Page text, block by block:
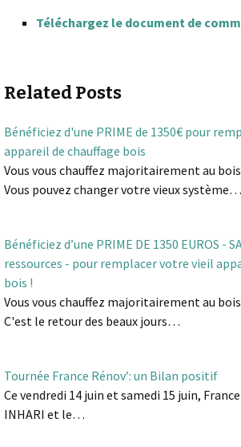
Téléchargez le document de
Related Posts
Bénéficiez d'une PRIME de 1350€ pour
appareil de chauffage bois
Vous vous chauffez majoritairement au
Vous pouvez changer votre vieux système…
Bénéficiez d’une PRIME DE 1350 EUROS -
ressources - pour remplacer votre vieil
bois !
Vous vous chauffez majoritairement au
C'est le retour des beaux jours…
Tournée France Rénov’: un Bilan positif
Ce vendredi 14 juin et samedi 15 juin,
INHARI et le…